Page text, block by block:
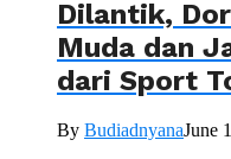
Dilantik,
Muda dan
dari Sport
By BudiadnyanaJune